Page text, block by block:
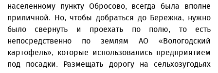
населенному пункту Обросово, всегда была вполне
приличной. Но, чтобы добраться до Бережка, нужно
было свернуть и проехать по полю, то есть
непосредственно по землям АО «Вологодский
картофель», которые использовались предприятием
под посадки. Размещать дорогу на сельхозугодьях